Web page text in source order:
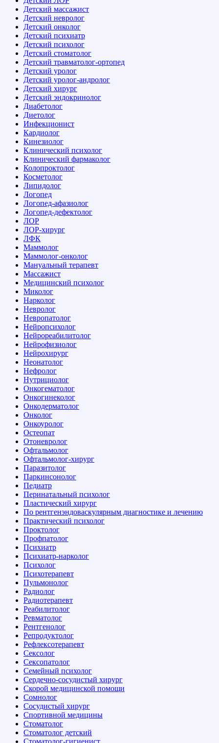
Детский массажист
Детский невролог
Детский онколог
Детский психиатр
Детский психолог
Детский стоматолог
Детский травматолог-ортопед
Детский уролог
Детский уролог-андролог
Детский хирург
Детский эндокринолог
Диабетолог
Диетолог
Инфекционист
Кардиолог
Кинезиолог
Клинический психолог
Клинический фармаколог
Колопроктолог
Косметолог
Липидолог
Логопед
Логопед-афазиолог
Логопед-дефектолог
ЛОР
ЛОР-хирург
ЛФК
Маммолог
Маммолог-онколог
Мануальный терапевт
Массажист
Медицинский психолог
Миколог
Нарколог
Невролог
Невропатолог
Нейропсихолог
Нейрореабилитолог
Нейрофизиолог
Нейрохирург
Неонатолог
Нефролог
Нутрициолог
Онкогематолог
Онкогинеколог
Онкодерматолог
Онколог
Онкоуролог
Остеопат
Отоневролог
Офтальмолог
Офтальмолог-хирург
Паразитолог
Паркинсонолог
Педиатр
Перинатальный психолог
Пластический хирург
По рентгенэндоваскулярным диагностике и лечению
Практический психолог
Проктолог
Профпатолог
Психиатр
Психиатр-нарколог
Психолог
Психотерапевт
Пульмонолог
Радиолог
Радиотерапевт
Реабилитолог
Ревматолог
Рентгенолог
Репродуктолог
Рефлексотерапевт
Сексолог
Сексопатолог
Семейный психолог
Сердечно-сосудистый хирург
Скорой медицинской помощи
Сомнолог
Сосудистый хирург
Спортивной медицины
Стоматолог
Стоматолог детский
Стоматолог-гигиенист